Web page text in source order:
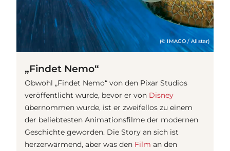
(© IMAGO / Allstar)
„Findet Nemo“
Obwohl „Findet Nemo“ von den Pixar Studios
veröffentlicht wurde, bevor er von Disney
übernommen wurde, ist er zweifellos zu einem
der beliebtesten Animationsfilme der modernen
Geschichte geworden. Die Story an sich ist
herzerwärmend, aber was den Film an den